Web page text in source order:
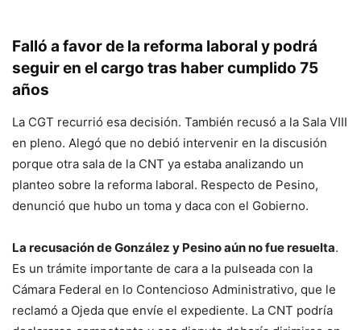
Falló a favor de la reforma laboral y podrá
seguir en el cargo tras haber cumplido 75
años
La CGT recurrió esa decisión. También recusó a la Sala VIII
en pleno. Alegó que no debió intervenir en la discusión
porque otra sala de la CNT ya estaba analizando un
planteo sobre la reforma laboral. Respecto de Pesino,
denunció que hubo un toma y daca con el Gobierno.
La recusación de González y Pesino aún no fue resuelta.
Es un trámite importante de cara a la pulseada con la
Cámara Federal en lo Contencioso Administrativo, que le
reclamó a Ojeda que envíe el expediente. La CNT podría